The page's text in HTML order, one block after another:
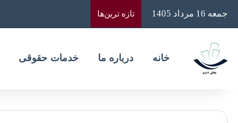
جمعه 16 مرداد 1405 تازه‌ ترین‌ها
خانه درباره ما خدمات حقوقی